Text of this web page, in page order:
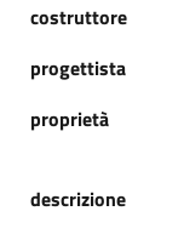
costruttore
progettista
proprietà
descrizione